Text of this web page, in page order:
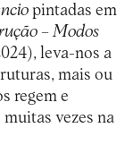
pintadas em
– Modos
leva-nos a
mais ou
regem e
vezes na